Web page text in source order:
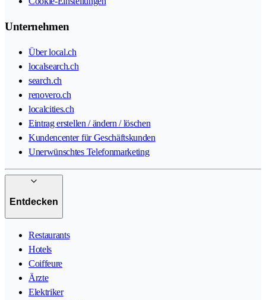
Unternehmen
Über local.ch
localsearch.ch
search.ch
renovero.ch
localcities.ch
Eintrag erstellen / ändern / löschen
Kundencenter für Geschäftskunden
Unerwünschtes Telefonmarketing
Entdecken
Restaurants
Hotels
Coiffeure
Ärzte
Elektriker